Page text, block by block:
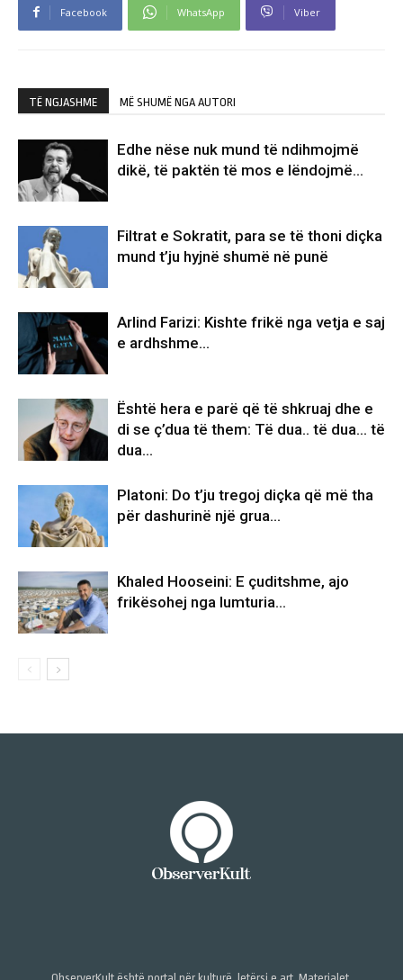
Facebook WhatsApp Viber
TË NGJASHME MË SHUMË NGA AUTORI
Edhe nëse nuk mund të ndihmojmë
dikë, të paktën të mos e lëndojmë…
Filtrat e Sokratit, para se të thoni diçka
mund t’ju hyjnë shumë në punë
Arlind Farizi: Kishte frikë nga vetja e saj
e ardhshme…
Është hera e parë që të shkruaj dhe e
di se ç’dua të them: Të dua.. të dua… të
dua…
Platoni: Do t’ju tregoj diçka që më tha
për dashurinë një grua…
Khaled Hooseini: E çuditshme, ajo
frikësohej nga lumturia…